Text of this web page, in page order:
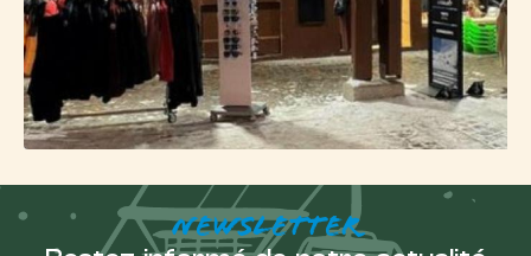
expérimentés. Le domaine skiable est accessible via
37 remontées mécaniques, comprenant téléskis,
télésièges, télécabine et téléphérique.
Des activités
nordiques pour
compléter votre
NEWSLETTER